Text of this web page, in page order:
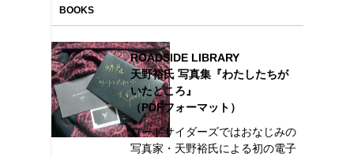
BOOKS
ROADSIDE LIBRARY
天野裕氏 写真集『わたしたちが
いたところ』
（PDFフォーマット）
ロードサイダーズではおなじみの
写真家・天野裕氏による初の電子